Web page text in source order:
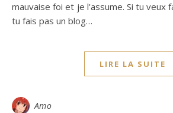
mauvaise foi et je l'assume. Si tu veux
tu fais pas un blog…
LIRE LA SUITE
Amo